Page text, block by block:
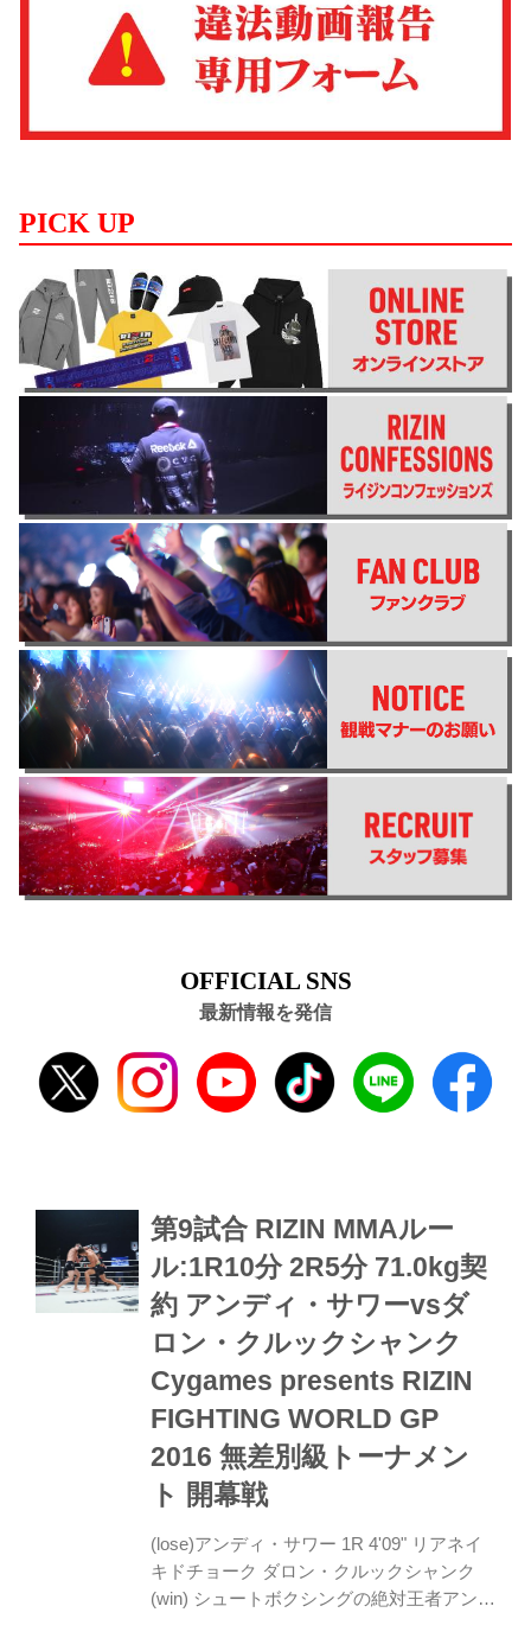
PICK UP
OFFICIAL SNS
最新情報を発信
第9試合 RIZIN MMAルー
ル:1R10分 2R5分 71.0kg契
約 アンディ・サワーvsダ
ロン・クルックシャンク
Cygames presents RIZIN
FIGHTING WORLD GP
2016 無差別級トーナメン
ト 開幕戦
(lose)アンディ・サワー 1R 4'09" リアネイ
キドチョーク ダロン・クルックシャンク
(win) シュートボクシングの絶対王者アンデ